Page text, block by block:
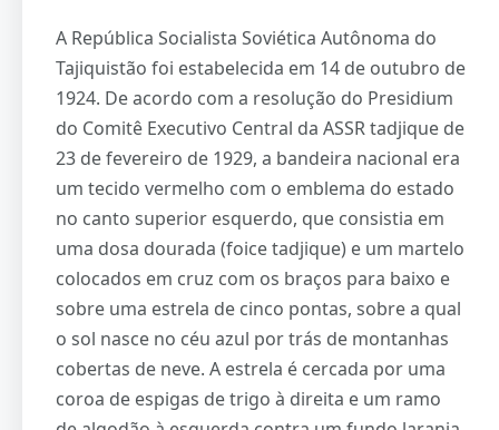
A República Socialista Soviética Autônoma do
Tajiquistão foi estabelecida em 14 de outubro de
1924. De acordo com a resolução do Presidium
do Comitê Executivo Central da ASSR tadjique de
23 de fevereiro de 1929, a bandeira nacional era
um tecido vermelho com o emblema do estado
no canto superior esquerdo, que consistia em
uma dosa dourada (foice tadjique) e um martelo
colocados em cruz com os braços para baixo e
sobre uma estrela de cinco pontas, sobre a qual
o sol nasce no céu azul por trás de montanhas
cobertas de neve. A estrela é cercada por uma
coroa de espigas de trigo à direita e um ramo